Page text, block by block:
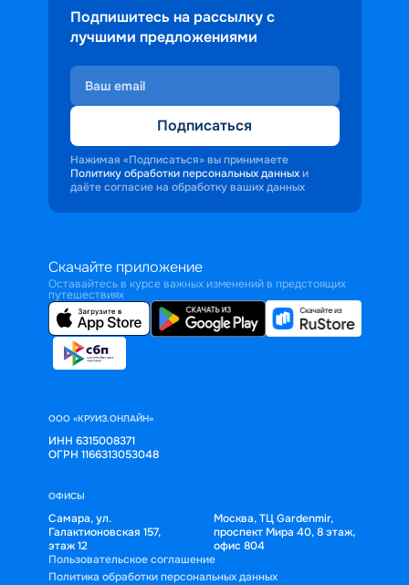
Подпишитесь на рассылку с
лучшими предложениями
Подписаться
Нажимая «Подписаться» вы принимаете
Политику обработки персональных данных и
даёте согласие на обработку ваших данных
Скачайте приложение
Оставайтесь в курсе важных изменений в предстоящих
путешествиях
ООО «КРУИЗ.ОНЛАЙН»
ИНН 6315008371
ОГРН 1166313053048
ОФИСЫ
Самара, ул.
Галактионовская 157,
этаж 12
Москва, ТЦ Gardenmir,
проспект Мира 40, 8 этаж,
офис 804
Пользовательское соглашение
Политика обработки персональных данных